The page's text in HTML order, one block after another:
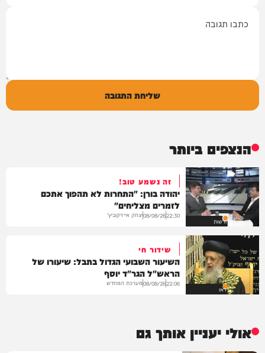
שליחת התגובה
הנצפים ביותר
חדשות
זה נשמע טוב!
יהודה בורן: "התחרות לא תהפוך אתכם
לזמרים מצליחים"
22:30
08/08/26יצחק אייזיקוביץ'
וידאו
שידור חי
השיעור השבועי הגדול בתבל: שיעורו של
הראש"ל הגר"ד יוסף
22:06
08/08/26מערכת המחדש
אולי יעניין אותך גם